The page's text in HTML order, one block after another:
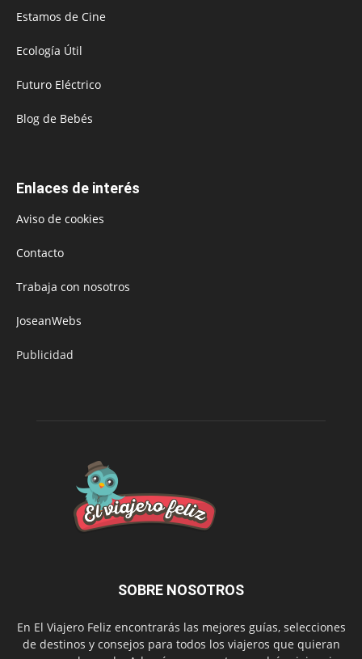
Estamos de Cine
Ecología Útil
Futuro Eléctrico
Blog de Bebés
Enlaces de interés
Aviso de cookies
Contacto
Trabaja con nosotros
JoseanWebs
Publicidad
SOBRE NOSOTROS
En El Viajero Feliz encontrarás las mejores guías, selecciones
de destinos y consejos para todos los viajeros que quieran